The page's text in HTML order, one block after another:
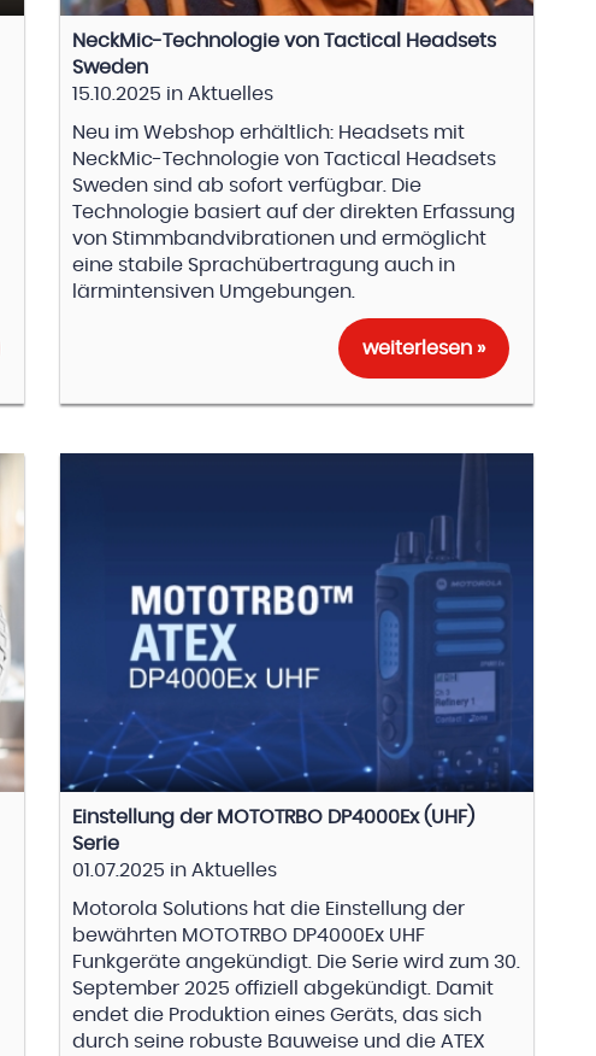
NeckMic-Technologie von Tactical Headsets
Sweden
15.10.2025 in Aktuelles
Neu im Webshop erhältlich: Headsets mit
NeckMic-Technologie von Tactical Headsets
Sweden sind ab sofort verfügbar. Die
Technologie basiert auf der direkten Erfassung
von Stimmbandvibrationen und ermöglicht
eine stabile Sprachübertragung auch in
lärmintensiven Umgebungen.
weiterlesen »
Einstellung der MOTOTRBO DP4000Ex (UHF)
Serie
01.07.2025 in Aktuelles
Motorola Solutions hat die Einstellung der
bewährten MOTOTRBO DP4000Ex UHF
Funkgeräte angekündigt. Die Serie wird zum 30.
September 2025 offiziell abgekündigt. Damit
endet die Produktion eines Geräts, das sich
durch seine robuste Bauweise und die ATEX